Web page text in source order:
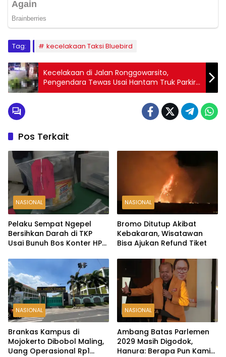
Tag: kecelakaan Taksi Bluebird
Kecelakaan di Jalan Ronggowarsito,
Pengendara Tewas Usai Hantam Truk Parkir
di Tanjung Emas
Pos Terkait
NASIONAL
Pelaku Sempat Ngepel
Bersihkan Darah di TKP
Usai Bunuh Bos Konter HP
NASIONAL
Bromo Ditutup Akibat
Kebakaran, Wisatawan
Bisa Ajukan Refund Tiket
NASIONAL
Brankas Kampus di
Mojokerto Dibobol Maling,
Uang Operasional Rp1
NASIONAL
Ambang Batas Parlemen
2029 Masih Digodok,
Hanura: Berapa Pun Kami